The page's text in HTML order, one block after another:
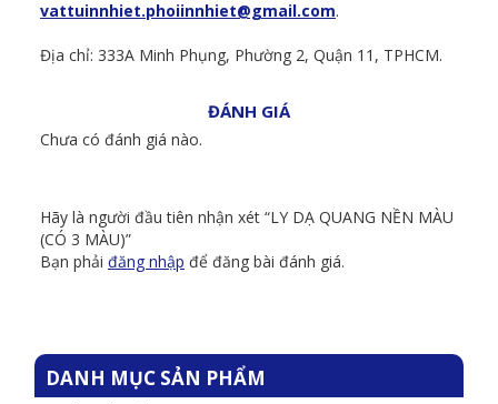
vattuinnhiet.phoiinnhiet@gmail.com.
Địa chỉ: 333A Minh Phụng, Phường 2, Quận 11, TPHCM.
ĐÁNH GIÁ
Chưa có đánh giá nào.
Hãy là người đầu tiên nhận xét “LY DẠ QUANG NỀN MÀU
(CÓ 3 MÀU)”
Bạn phải đăng nhập để đăng bài đánh giá.
DANH MỤC SẢN PHẨM